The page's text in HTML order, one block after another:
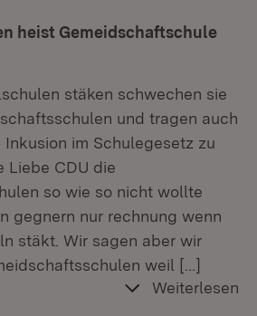
heist Gemeidschaftschule
stäken schwechen sie
und tragen auch
im Schulegesetz zu
Liebe CDU die
so wie so nicht wollte
gegnern nur rechnung wenn
stäkt. Wir sagen aber wir
weil […]
Weiterlesen